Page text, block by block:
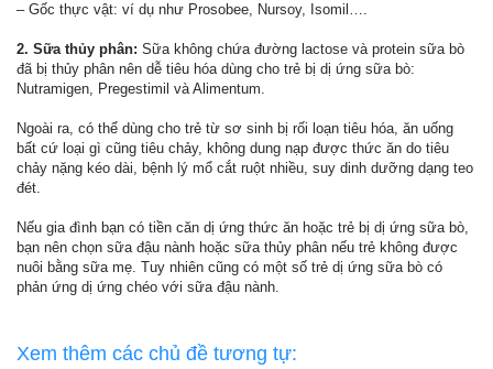
– Gốc thực vật: ví dụ như Prosobee, Nursoy, Isomil….
2. Sữa thủy phân: Sữa không chứa đường lactose và protein sữa bò
đã bị thủy phân nên dễ tiêu hóa dùng cho trẻ bị dị ứng sữa bò:
Nutramigen, Pregestimil và Alimentum.
Ngoài ra, có thể dùng cho trẻ từ sơ sinh bị rối loạn tiêu hóa, ăn uống
bất cứ loại gì cũng tiêu chảy, không dung nạp được thức ăn do tiêu
chảy nặng kéo dài, bệnh lý mổ cắt ruột nhiều, suy dinh dưỡng dạng teo
đét.
Nếu gia đình bạn có tiền căn dị ứng thức ăn hoặc trẻ bị dị ứng sữa bò,
bạn nên chọn sữa đậu nành hoặc sữa thủy phân nếu trẻ không được
nuôi bằng sữa mẹ. Tuy nhiên cũng có một số trẻ dị ứng sữa bò có
phản ứng dị ứng chéo với sữa đậu nành.
Xem thêm các chủ đề tương tự: